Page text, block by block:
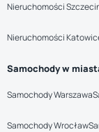
Nieruchomości
Nieruchomości
Samochody w
Samochody Warszawa
Samochody Wrocław